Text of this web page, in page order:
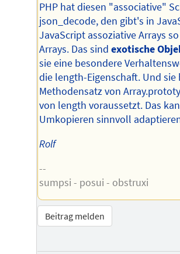
PHP hat diesen "associative"
json_decode, den gibt's in
JavaScript assoziative Arrays
Arrays. Das sindexotische
sie eine besondere
die length-Eigenschaft. Und sie
Methodensatz von
von length voraussetzt. Das
Umkopieren sinnvoll
Rolf
--
sumpsi - posui - obstruxi
Beitrag melden